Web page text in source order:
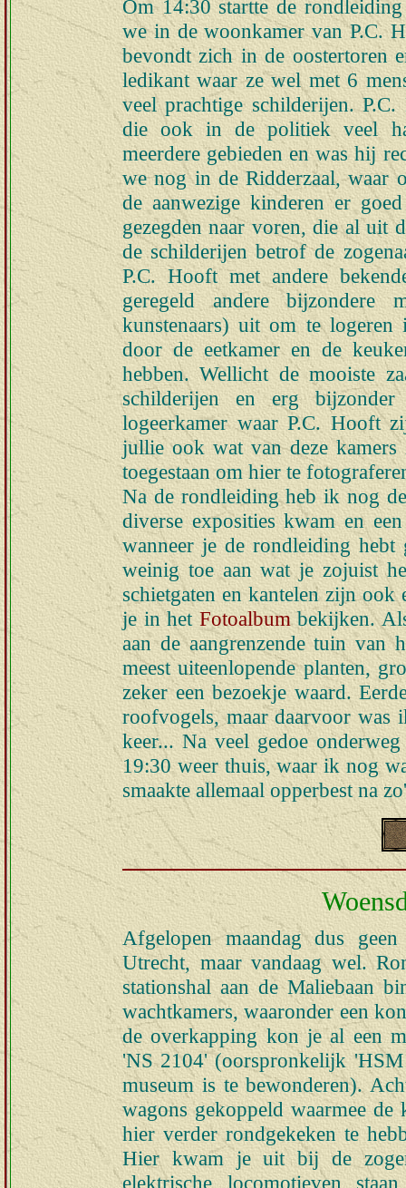
Om 14:30 startte de
we in de woonkamer van P.C.
bevondt zich in de oostertoren
ledikant waar ze wel met 6
veel prachtige schilderijen.
die ook in de politiek veel
meerdere gebieden en was hij
we nog in de Ridderzaal, waar
de aanwezige kinderen er
gezegden naar voren, die al uit
de schilderijen betrof de
P.C. Hooft met andere
geregeld andere bijzondere
kunstenaars) uit om te logeren
door de eetkamer en de
hebben. Wellicht de mooiste
schilderijen en erg
logeerkamer waar P.C. Hooft
jullie ook wat van deze
toegestaan om hier te
Na de rondleiding heb ik nog
diverse exposities kwam en
wanneer je de rondleiding
weinig toe aan wat je zojuist
schietgaten en kantelen zijn
je in het Fotoalbumbekijken.
aan de aangrenzende tuin van
meest uiteenlopende planten,
zeker een bezoekje waard.
roofvogels, maar daarvoor was
keer... Na veel gedoe
19:30 weer thuis, waar ik nog
smaakte allemaal opperbest na
Afgelopen maandag dus
Utrecht, maar vandaag wel.
stationshal aan de Maliebaan
wachtkamers, waaronder een
de overkapping kon je al een
'NS 2104' (oorspronkelijk
museum is te bewonderen).
wagons gekoppeld waarmee
hier verder rondgekeken te
Hier kwam je uit bij de
elektrische locomotieven